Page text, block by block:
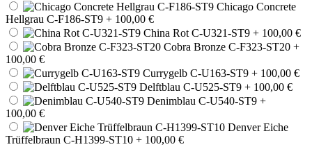
Chicago Concrete
Hellgrau C-F186-ST9 + 100,00 €
China Rot C-U321-ST9 + 100,00 €
Cobra Bronze C-F323-ST20 +
100,00 €
Currygelb C-U163-ST9 + 100,00 €
Delftblau C-U525-ST9 + 100,00 €
Denimblau C-U540-ST9 +
100,00 €
Denver Eiche
Trüffelbraun C-H1399-ST10 + 100,00 €